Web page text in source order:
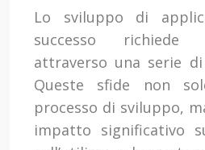
Lo sviluppo di
successo richiede
attraverso una serie
Queste sfide non
processo di sviluppo,
impatto significativo